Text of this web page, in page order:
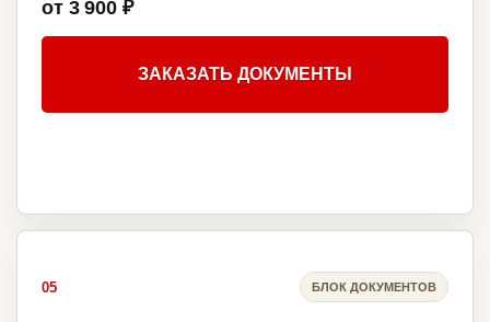
от 3 900 ₽
ЗАКАЗАТЬ ДОКУМЕНТЫ
05 БЛОК ДОКУМЕНТОВ